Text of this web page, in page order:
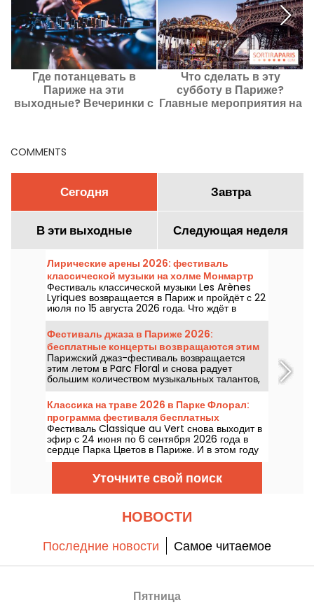
Где потанцевать в
Париже на эти
выходные? Вечеринки с
Что сделать в эту
субботу в Париже?
Главные мероприятия на
COMMENTS
Сегодня Завтра
В эти выходные Следующая неделя
Лирические арены 2026: фестиваль
классической музыки на холме Монмартр
Фестиваль классической музыки Les Arènes
Lyriques возвращается в Париж и пройдёт с 22
июля по 15 августа 2026 года. Что ждёт в
программе? Не менее 16 концертов, которые
пройдут в Аренах Монмартра — идиллическое
место для прослушивания великих шедевров.
Фестиваль джаза в Париже 2026:
бесплатные концерты возвращаются этим
летом в Parc Floral — программа.
Парижский джаз-фестиваль возвращается
этим летом в Parc Floral и снова радует
большим количеством музыкальных талантов,
которые стоит увидеть и послушать на фоне
идиллической природы. Ниже — программа
бесплатных концертов на период с 24 июня по
6 сентября 2026 года!
Классика на траве 2026 в Парке Флорал:
программа фестиваля бесплатных
концертов
Фестиваль Classique au Vert снова выходит в
эфир с 24 июня по 6 сентября 2026 года в
сердце Парка Цветов в Париже. И в этом году
Classique au Vert приглашает меломанов и
новичков найти подходящий темп и
насладиться прекрасной погодой в компании
признанных и восходящих артистов.
Уточните свой поиск
НОВОСТИ
Последние новости Самое читаемое
Пятница